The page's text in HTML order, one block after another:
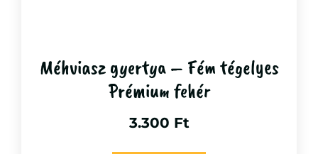
Méhviasz gyertya – Fém tégelyes
Prémium fehér
3.300 Ft